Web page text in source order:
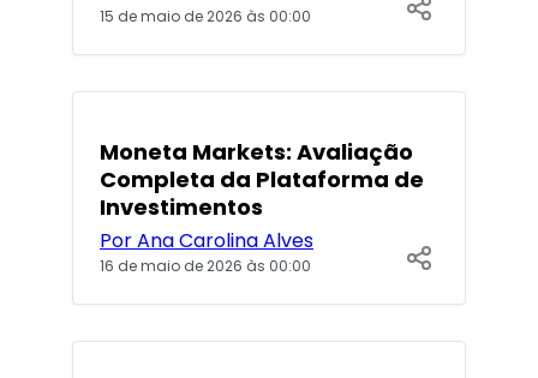
15 de maio de 2026 às 00:00
POPULARES
Moneta Markets: Avaliação
Completa da Plataforma de
Investimentos
Por Ana Carolina Alves
16 de maio de 2026 às 00:00